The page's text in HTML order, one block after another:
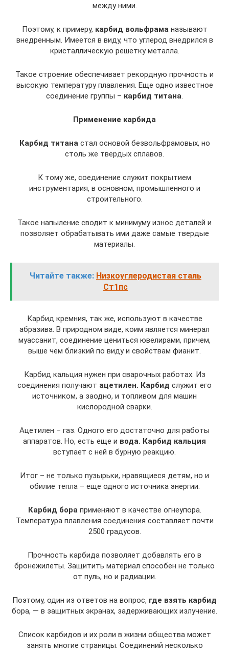
между ними.
Поэтому, к примеру, карбид вольфраманазывают
внедренным. Имеется в виду, что углерод внедрился в
кристаллическую решетку металла.
Такое строение обеспечивает рекордную прочность и
высокую температуру плавления. Еще одно известное
соединение группы – карбид титана.
Применение карбида
Карбид титанастал основой безвольфрамовых, но
столь же твердых сплавов.
К тому же, соединение служит покрытием
инструментария, в основном, промышленного и
строительного.
Такое напыление сводит к минимуму износ деталей и
позволяет обрабатывать ими даже самые твердые
материалы.
Читайте также: Низкоуглеродистая сталь
Ст1пс
Карбид кремния, так же, используют в качестве
абразива. В природном виде, коим является минерал
муассанит, соединение цениться ювелирами, причем,
выше чем близкий по виду и свойствам фианит.
Карбид кальция нужен при сварочных работах. Из
соединения получают ацетилен. Карбид служит его
источником, а заодно, и топливом для машин
кислородной сварки.
Ацетилен – газ. Одного его достаточно для работы
аппаратов. Но, есть еще и вода. Карбид кальция
вступает с ней в бурную реакцию.
Итог – не только пузырьки, нравящиеся детям, но и
обилие тепла – еще одного источника энергии.
Карбид бораприменяют в качестве огнеупора.
Температура плавления соединения составляет почти
2500 градусов.
Прочность карбида позволяет добавлять его в
бронежилеты. Защитить материал способен не только
от пуль, но и радиации.
Поэтому, один из ответов на вопрос, где взять карбид
бора, — в защитных экранах, задерживающих излучение.
Список карбидов и их роли в жизни общества может
занять многие страницы. Соединений несколько